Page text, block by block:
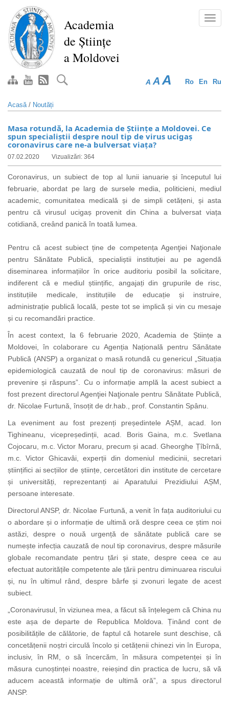
conţinutul
principal
Academia
de Științe
a Moldovei
Ro En Ru
A A A
Acasă/ Noutăți
Masa rotundă, la Academia de Științe a Moldovei. Ce
spun specialiștii despre noul tip de virus ucigaș
coronavirus care ne-a bulversat viața?
07.02.2020 Vizualizări: 364
Coronavirus, un subiect de top al lunii ianuarie și începutul lui
februarie, abordat pe larg de sursele media, politicieni, mediul
academic, comunitatea medicală și de simpli cetățeni, și asta
pentru că virusul ucigaș provenit din China a bulversat viața
cotidiană, creând panică în toată lumea.
Pentru că acest subiect ține de competența Agenţiei Naţionale
pentru Sănătate Publică, specialiștii instituției au pe agendă
diseminarea informațiilor în orice auditoriu posibil la solicitare,
indiferent că e mediul științific, angajați din grupurile de risc,
instituțiile medicale, instituțiile de educație și instruire,
administrație publică locală, peste tot se implică și vin cu mesaje
și cu recomandări practice.
În acest context, la 6 februarie 2020, Academia de Științe a
Moldovei, în colaborare cu Agenția Națională pentru Sănătate
Publică (ANSP) a organizat o masă rotundă cu genericul „Situația
epidemiologică cauzată de noul tip de coronavirus: măsuri de
prevenire și răspuns”. Cu o informație amplă la acest subiect a
fost prezent directorul Agenţiei Naţionale pentru Sănătate Publică,
dr. Nicolae Furtună, însoțit de dr.hab., prof. Constantin Spânu.
La eveniment au fost prezenți președintele AȘM, acad. Ion
Tighineanu, vicepreședinții, acad. Boris Gaina, m.c. Svetlana
Cojocaru, m.c. Victor Moraru, precum și acad. Gheorghe Țîbîrnă,
m.c. Victor Ghicavâi, experții din domeniul medicinii, secretari
științifici ai secțiilor de științe, cercetători din institute de cercetare
și universități, reprezentanți ai Aparatului Prezidiului AȘM,
persoane interesate.
Directorul ANSP, dr. Nicolae Furtună, a venit în fața auditoriului cu
o abordare și o informație de ultimă oră despre ceea ce știm noi
astăzi, despre o nouă urgență de sănătate publică care se
numește infecția cauzată de noul tip coronavirus, despre măsurile
globale recomandate pentru țări și state, despre ceea ce au
efectuat autoritățile competente ale țării pentru diminuarea riscului
și, nu în ultimul rând, despre bârfe și zvonuri legate de acest
subiect.
„Coronavirusul, în viziunea mea, a făcut să înțelegem că China nu
este așa de departe de Republica Moldova. Ținând cont de
posibilitățile de călătorie, de faptul că hotarele sunt deschise, că
concetățenii noștri circulă încolo și cetățenii chinezi vin în Europa,
inclusiv, în RM, o să încercăm, în măsura competenței și în
măsura cunoștinței noastre, reieșind din practica de lucru, să vă
aducem această informație de ultimă oră”, a spus directorul
ANSP.